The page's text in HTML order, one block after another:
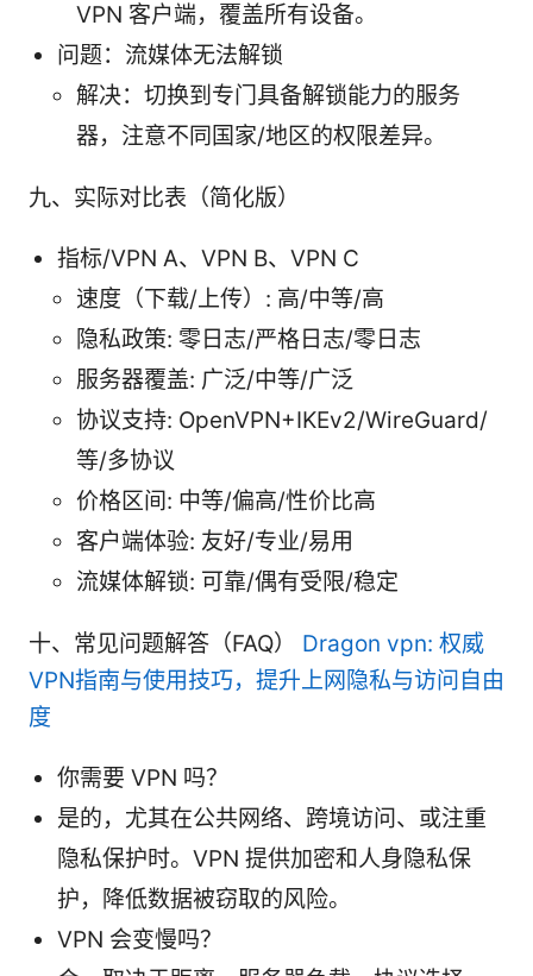
VPN 客户端，覆盖所有设备。
问题：流媒体无法解锁
解决：切换到专门具备解锁能力的服务
器，注意不同国家/地区的权限差异。
九、实际对比表（简化版）
指标/VPN A、VPN B、VPN C
速度（下载/上传）: 高/中等/高
隐私政策: 零日志/严格日志/零日志
服务器覆盖: 广泛/中等/广泛
协议支持: OpenVPN+IKEv2/WireGuard/
等/多协议
价格区间: 中等/偏高/性价比高
客户端体验: 友好/专业/易用
流媒体解锁: 可靠/偶有受限/稳定
十、常见问题解答（FAQ） Dragon vpn: 权威
VPN指南与使用技巧，提升上网隐私与访问自由
度
你需要 VPN 吗？
是的，尤其在公共网络、跨境访问、或注重
隐私保护时。VPN 提供加密和人身隐私保
护，降低数据被窃取的风险。
VPN 会变慢吗？